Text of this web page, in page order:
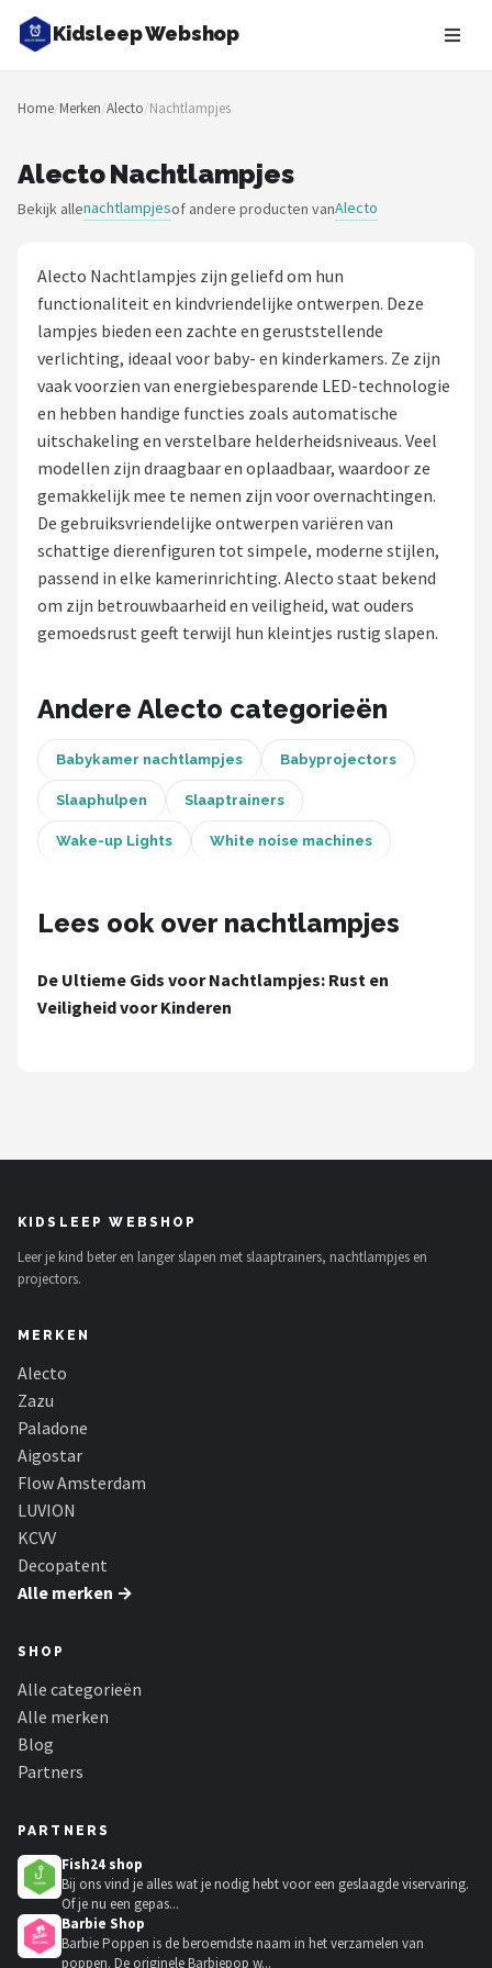
Kidsleep Webshop
Zoeken
NAVIGATIE
Merken
Nachtlampjes
Slaaphulpen
Babyprojectors
Shop
POPULAIRE MERKEN
Alecto
Paladone
Aigostar
Flow Amsterdam
KCVV
Decopatent
Home/Merken/Alecto/Nachtlampjes
Alecto Nachtlampjes
Bekijk allenachtlampjesof andere producten vanAlecto
Alecto Nachtlampjes zijn geliefd om hun
functionaliteit en kindvriendelijke ontwerpen. Deze
lampjes bieden een zachte en geruststellende
verlichting, ideaal voor baby- en kinderkamers. Ze zijn
vaak voorzien van energiebesparende LED-technologie
en hebben handige functies zoals automatische
uitschakeling en verstelbare helderheidsniveaus. Veel
modellen zijn draagbaar en oplaadbaar, waardoor ze
gemakkelijk mee te nemen zijn voor overnachtingen.
De gebruiksvriendelijke ontwerpen variëren van
schattige dierenfiguren tot simpele, moderne stijlen,
passend in elke kamerinrichting. Alecto staat bekend
om zijn betrouwbaarheid en veiligheid, wat ouders
gemoedsrust geeft terwijl hun kleintjes rustig slapen.
Andere Alecto categorieën
Babykamer nachtlampjes Babyprojectors
Slaaphulpen Slaaptrainers
Wake-up Lights White noise machines
Lees ook over nachtlampjes
De Ultieme Gids voor Nachtlampjes: Rust en
Veiligheid voor Kinderen
KIDSLEEP WEBSHOP
Leer je kind beter en langer slapen met slaaptrainers, nachtlampjes en
projectors.
MERKEN
Alecto
Zazu
Paladone
Aigostar
Flow Amsterdam
LUVION
KCVV
Decopatent
Alle merken →
SHOP
Alle categorieën
Alle merken
Blog
Partners
PARTNERS
Fish24 shop
Bij ons vind je alles wat je nodig hebt voor een geslaagde viservaring.
Of je nu een gepas...
Barbie Shop
Barbie Poppen is de beroemdste naam in het verzamelen van
poppen. De originele Barbiepop w...